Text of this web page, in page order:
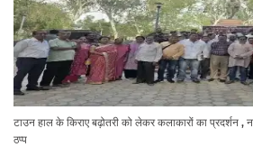
टाउन हाल के किराए बढ़ोतरी को लेकर कलाकारों का प्रदर्शन ,
ठप्प